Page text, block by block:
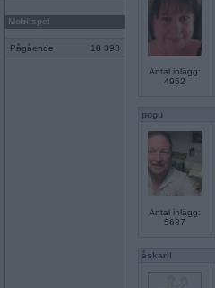
Mobilspel
Pågående 18 393
Antal inlägg:
4962
pogu
Antal inlägg:
5687
åskarll